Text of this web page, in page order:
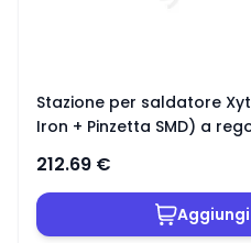
Stazione per saldatore
Iron + Pinzetta SMD) a
212.69 €